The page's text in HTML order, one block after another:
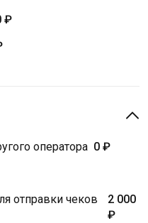
₽
оператора 0 ₽
отправки чеков
2 000
₽